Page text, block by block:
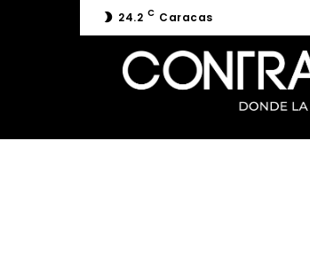
24.2 C Caracas